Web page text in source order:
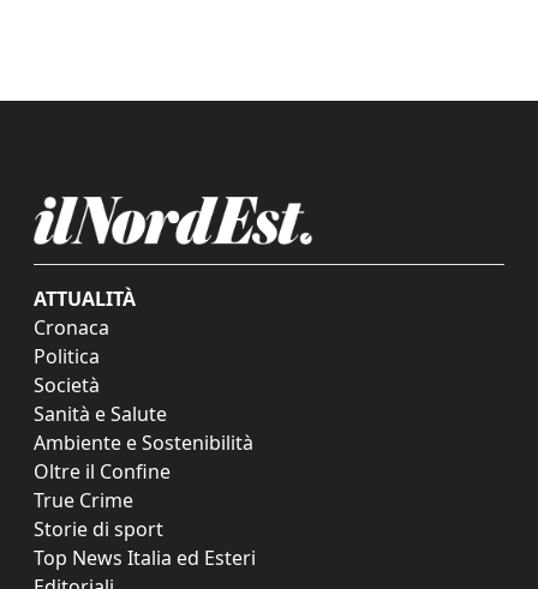
ATTUALITÀ
Cronaca
Politica
Società
Sanità e Salute
Ambiente e Sostenibilità
Oltre il Confine
True Crime
Storie di sport
Top News Italia ed Esteri